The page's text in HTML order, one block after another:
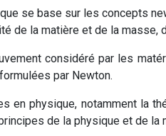
se base sur les concepts
de la matière et de la
considéré par les
par Newton.
en physique, notamment la
de la physique et de la